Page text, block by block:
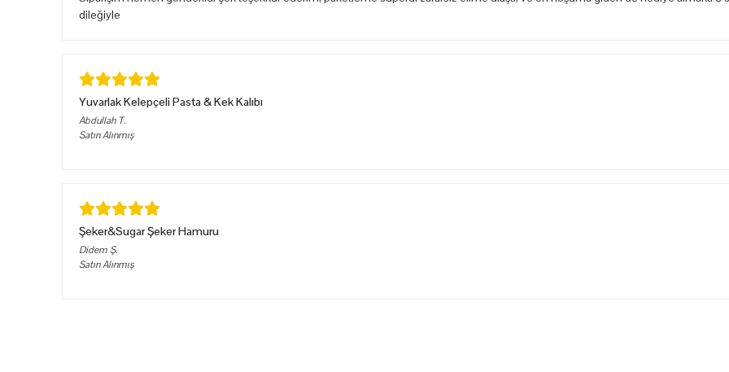
dileğiyle
Yuvarlak Kelepçeli Pasta & Kek Kalıbı
Abdullah T.
Satın Alınmış
Şeker&Sugar Şeker Hamuru
Didem Ş.
Satın Alınmış